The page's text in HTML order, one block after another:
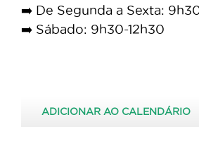
➡️ De Segunda a Sexta:
➡️ Sábado: 9h30-12h30
ADICIONAR AO CALENDÁRIO